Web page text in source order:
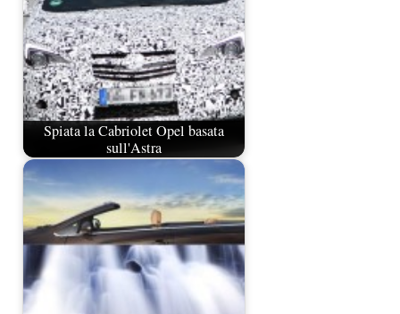
Spiata la Cabriolet Opel basata
sull'Astra